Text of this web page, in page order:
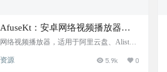
AfuseKt：安卓网络视频播放器，
适用于阿里云盘、Alist、
网络视频播放器，适用于阿里云盘、Alist、
免费使用，需要注册。 支持协议：Alist，S
资源 5.9k 0